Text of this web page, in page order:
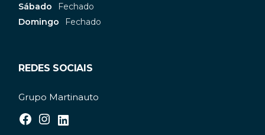
Sábado
Fechado
Domingo
Fechado
REDES SOCIAIS
Grupo Martinauto